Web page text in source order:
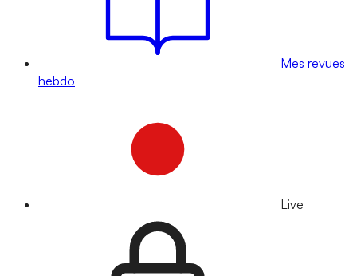
Mes revues
hebdo
Live